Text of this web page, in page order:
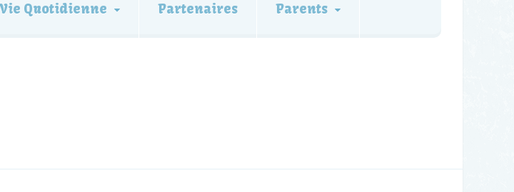
Vie Quotidienne Partenaires Parents